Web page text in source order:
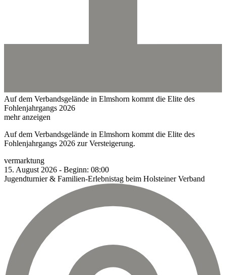
Auf dem Verbandsgelände in Elmshorn kommt die Elite des
Fohlenjahrgangs 2026
mehr anzeigen
Auf dem Verbandsgelände in Elmshorn kommt die Elite des
Fohlenjahrgangs 2026 zur Versteigerung.
vermarktung
15. August 2026 - Beginn: 08:00
Jugendturnier & Familien-Erlebnistag beim Holsteiner Verband